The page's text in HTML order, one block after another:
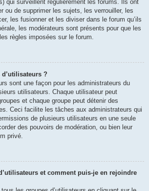
qui surveillent régulièrement les forums. Ils ont
ou de supprimer les sujets, les verrouiller, les
les fusionner et les diviser dans le forum qu’ils
les modérateurs sont présents pour que les
règles imposées sur le forum.
?
sont une façon pour les administrateurs du
utilisateurs. Chaque utilisateur peut
et chaque groupe peut détenir des
Ceci facilite les tâches aux administrateurs qui
de plusieurs utilisateurs en une seule
des pouvoirs de modération, ou bien leur
privé.
et comment puis-je en rejoindre